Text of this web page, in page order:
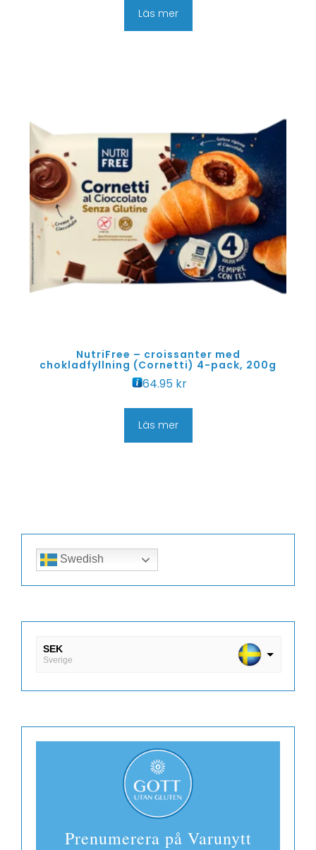
Läs mer
NutriFree – croissanter med
chokladfyllning (Cornetti) 4-pack, 200g
64.95 kr
Läs mer
Swedish
SEK
Sverige
EUR
Prenumerera på Varunytt